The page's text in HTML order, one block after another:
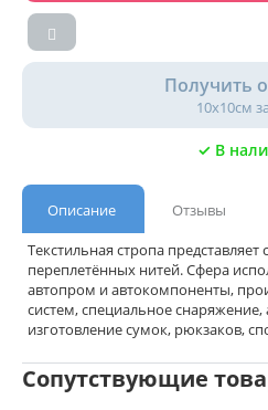
Получить
10х10см
✓ В
Описание
Отзывы
Текстильная стропа
переплетённых нитей. Сфера
автопром и автокомпоненты,
систем, специальное
изготовление сумок, рюкзаков,
Сопутствующие